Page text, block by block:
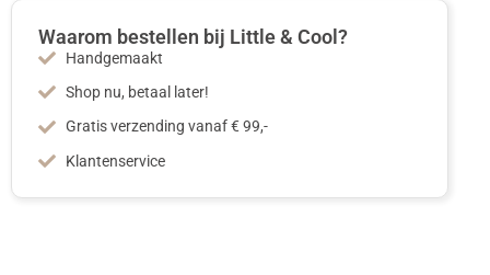
Waarom bestellen bij Little & Cool?
Handgemaakt
Shop nu, betaal later!
Gratis verzending vanaf € 99,-
Klantenservice